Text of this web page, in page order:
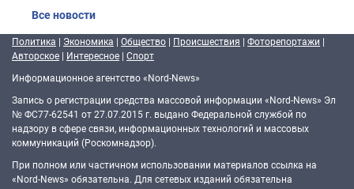
Все новости
Политика | Экономика | Общество | Происшествия | Фоторепортажи |
Авторское | Интересное | Спорт
Информационное агентство «Nord-News»
Запись о регистрации средства массовой информации «Nord-News» Эл
№ ФС77-62541 от 27.07.2015 г. выдано Федеральной службой по
надзору в сфере связи, информационных технологий и массовых
коммуникаций (Роскомнадзор).
При полном или частичном использовании материалов ссылка на
«Nord-News» обязательна. Для сетевых изданий обязательна